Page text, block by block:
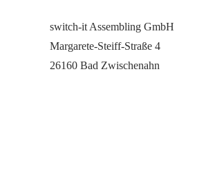
switch-it Assembling GmbH
Margarete-Steiff-Straße 4
26160 Bad Zwischenahn